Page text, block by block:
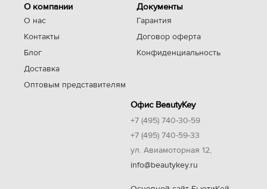
О компании
О нас
Контакты
Блог
Доставка
Оптовым представителям
Документы
Гарантия
Договор оферта
Конфиденциальность
Офис BeautyKey
+7 (495) 740-30-59
+7 (495) 740-59-33
ул. Авиамоторная 12,
info@beautykey.ru